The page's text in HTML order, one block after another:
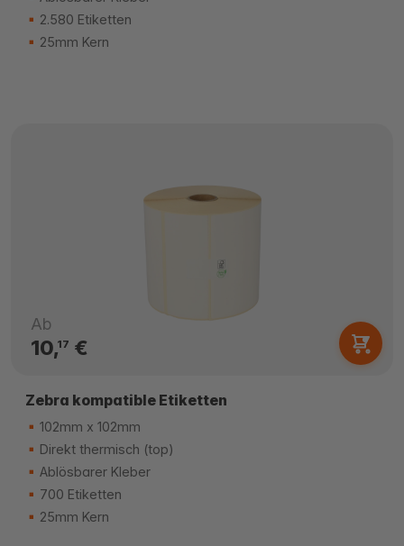
2.580 Etiketten
25mm Kern
Ab
10,17 €
Zebra kompatible Etiketten
102mm x 102mm
Direkt thermisch (top)
Ablösbarer Kleber
700 Etiketten
25mm Kern